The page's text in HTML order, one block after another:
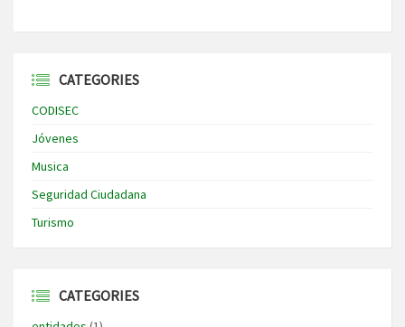
CATEGORIES
CODISEC
Jóvenes
Musica
Seguridad Ciudadana
Turismo
CATEGORIES